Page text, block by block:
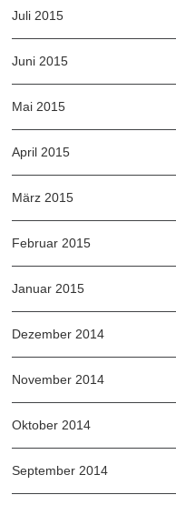
Juli 2015
Juni 2015
Mai 2015
April 2015
März 2015
Februar 2015
Januar 2015
Dezember 2014
November 2014
Oktober 2014
September 2014